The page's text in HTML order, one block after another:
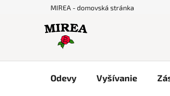
MIREA - domovská stránka
Odevy Vyšívanie